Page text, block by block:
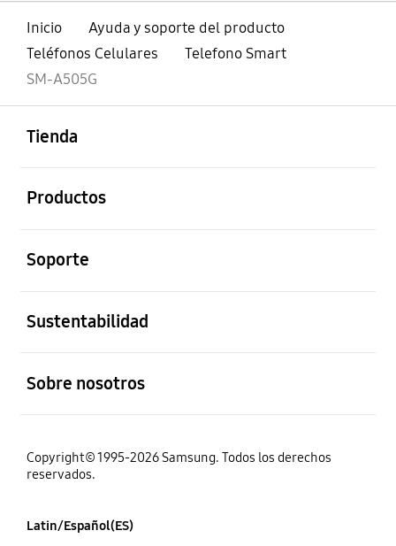
Inicio
Ayuda y soporte del producto
Teléfonos Celulares
Telefono Smart
SM-A505G
Tienda
Productos
Soporte
Sustentabilidad
Sobre nosotros
Copyright© 1995-2026 Samsung. Todos los derechos
reservados.
Latin/Español(ES)